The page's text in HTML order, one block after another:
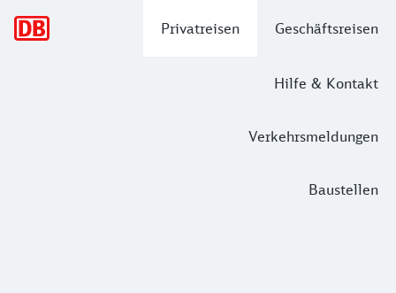
Privatreisen Geschäftsreisen
Hilfe & Kontakt
Verkehrsmeldungen
Baustellen